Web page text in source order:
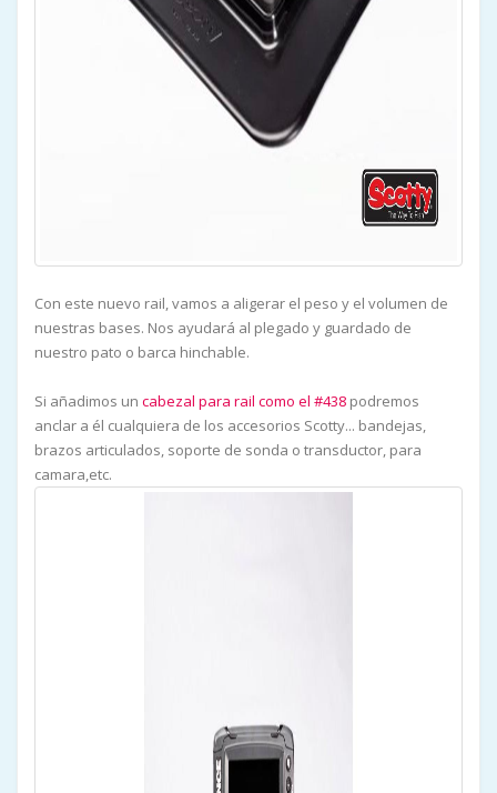
Con este nuevo rail, vamos a aligerar el peso y el volumen de
nuestras bases. Nos ayudará al plegado y guardado de
nuestro pato o barca hinchable.
Si añadimos un cabezal para rail como el #438 podremos
anclar a él cualquiera de los accesorios Scotty... bandejas,
brazos articulados, soporte de sonda o transductor, para
camara,etc.